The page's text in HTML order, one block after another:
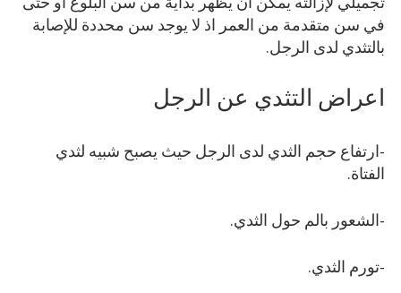
في سن متقدمة من العمر اذ لا يوجد سن محددة للإصابة
بالتثدي لدى الرجل.
اعراض التثدي عن الرجل
-ارتفاع حجم الثدي لدى الرجل حيث يصبح شبيه لثدي
الفتاة.
-الشعور بالم حول الثدي.
-تورم الثدي.